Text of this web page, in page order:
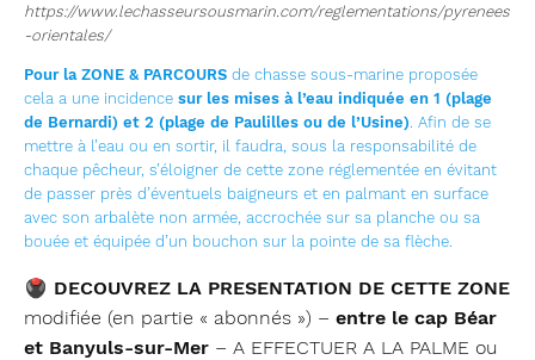
https://www.lechasseursousmarin.com/reglementations/pyrenees
-orientales/
Pour la ZONE & PARCOURS de chasse sous-marine proposée
cela a une incidence sur les mises à l’eau indiquée en 1 (plage
de Bernardi) et 2 (plage de Paulilles ou de l’Usine). Afin de se
mettre à l’eau ou en sortir, il faudra, sous la responsabilité de
chaque pêcheur, s’éloigner de cette zone réglementée en évitant
de passer près d’éventuels baigneurs et en palmant en surface
avec son arbalète non armée, accrochée sur sa planche ou sa
bouée et équipée d’un bouchon sur la pointe de sa flèche.
🖲 DECOUVREZ LA PRESENTATION DE CETTE ZONE
modifiée (en partie « abonnés ») – entre le cap Béar
et Banyuls-sur-Mer – A EFFECTUER A LA PALME ou